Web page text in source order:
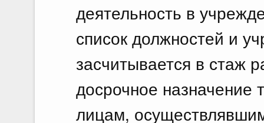
деятельность в
список должностей и
засчитывается в стаж
досрочное назначение
лицам,